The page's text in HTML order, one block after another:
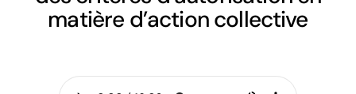
matière d’action collective